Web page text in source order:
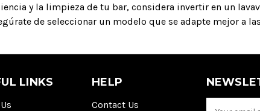
y la limpieza de tu bar, considera invertir en un
de seleccionar un modelo que se adapte mejor a
LINKS HELP
Contact Us